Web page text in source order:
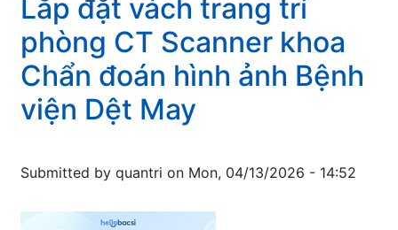
báo
mời
chào
giá:
Cải
tạo
chữa
trường
Lắp đặt vách trang trí
phòng CT Scanner khoa
Chẩn đoán hình ảnh Bệnh
viện Dệt May
Submitted by quantri on Mon, 04/13/2026 - 14:52